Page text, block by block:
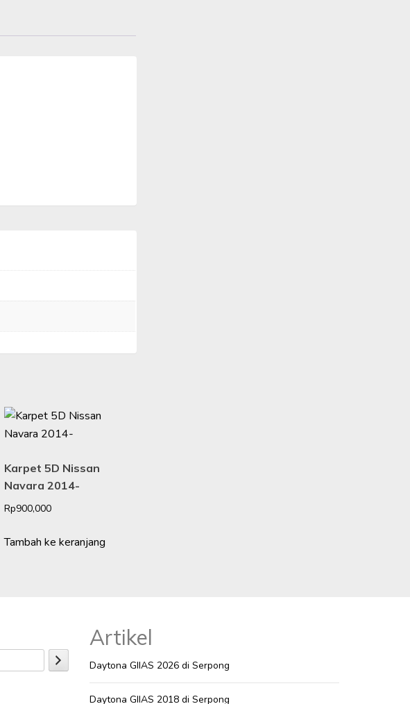
Karpet 5D Nissan
Navara 2014-
Rp900,000
Tambah ke keranjang
Artikel
Daytona GIIAS 2026 di Serpong
Daytona GIIAS 2018 di Serpong